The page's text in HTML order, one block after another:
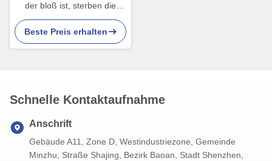
der bloß ist, sterben die
umweltfreundlichen Behälter
44PCS
Beste Preis erhalten
Schnelle Kontaktaufnahme
Anschrift
Gebäude A11, Zone D, Westindustriezone, Gemeinde
Minzhu, Straße Shajing, Bezirk Baoan, Stadt Shenzhen,